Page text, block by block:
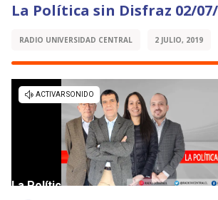
La Política sin Disfraz 02/07/
RADIO UNIVERSIDAD CENTRAL 2 JULIO, 2019